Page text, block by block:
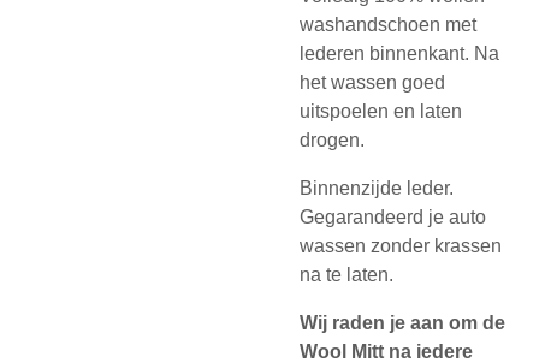
washandschoen met
lederen binnenkant. Na
het wassen goed
uitspoelen en laten
drogen.
Binnenzijde leder.
Gegarandeerd je auto
wassen zonder krassen
na te laten.
Wij raden je aan om de
Wool Mitt na iedere